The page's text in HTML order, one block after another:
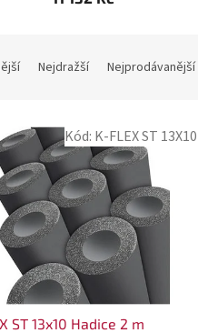
Nejdražší Nejprodávanější
ST 13x10 Hadice 2 m
Kód: K-FLEX ST 13X10